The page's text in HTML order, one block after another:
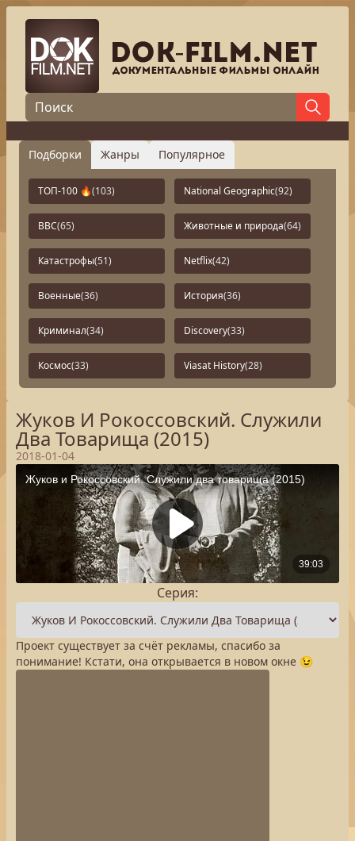
Подборки Жанры Популярное
ТОП-100 🔥(103) National Geographic(92)
BBC(65) Животные и природа(64)
Катастрофы(51) Netflix(42)
Военные(36) История(36)
Криминал(34) Discovery(33)
Космос(33) Viasat History(28)
Жуков И Рокоссовский. Служили
Два Товарища (2015)
2018-01-04
Серия:
Проект существует за счёт рекламы, спасибо за
понимание! Кстати, она открывается в новом окне 😉